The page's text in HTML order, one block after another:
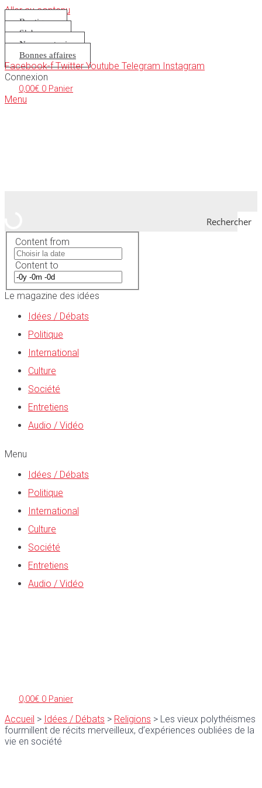
Aller au contenu
Boutique
S’abonner
Nous soutenir
Bonnes affaires
Facebook-f Twitter Youtube Telegram Instagram
Connexion
0,00€ 0 Panier
Menu
Rechercher
Content from
Content to
Le magazine des idées
Idées / Débats
Politique
International
Culture
Société
Entretiens
Audio / Vidéo
Menu
Idées / Débats
Politique
International
Culture
Société
Entretiens
Audio / Vidéo
0,00€ 0 Panier
Accueil > Idées / Débats > Religions > Les vieux polythéismes
fourmillent de récits merveilleux, d’expériences oubliées de la
vie en société